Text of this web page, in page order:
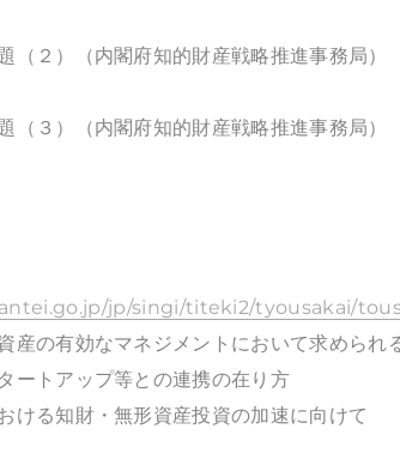
（２）（内閣府知的財産戦略推進事務局）
（３）（内閣府知的財産戦略推進事務局）
jp/singi/titeki2/tyousakai/
産の有効なマネジメントにおいて求められ
ートアップ等との連携の在り方
ける知財・無形資産投資の加速に向けて